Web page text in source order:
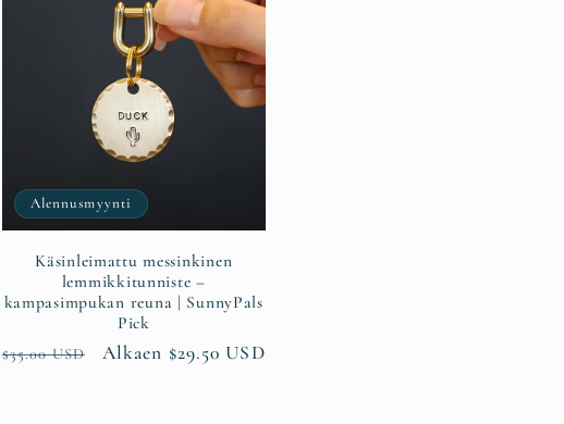
Alennusmyynti
Käsinleimattu messinkinen
lemmikkitunniste –
kampasimpukan reuna | SunnyPals
Pick
Normaalihinta
$35.00 USD Alennushinta
Alkaen $29.50 USD